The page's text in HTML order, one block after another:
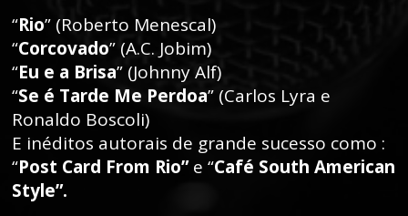
“Rio” (Roberto Menescal)
“Corcovado” (A.C. Jobim)
“Eu e a Brisa” (Johnny Alf)
“Se é Tarde Me Perdoa” (Carlos Lyra e
Ronaldo Boscoli)
E inéditos autorais de grande sucesso como :
“Post Card From Rio”e “Café South American
Style”.